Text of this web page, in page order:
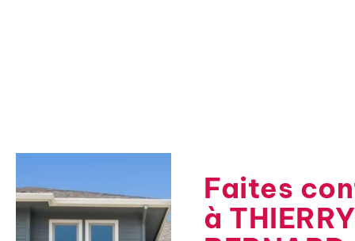
Faites
à THIERRY